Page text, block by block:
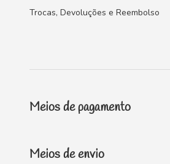
Trocas, Devoluções e Reembolso
Meios de pagamento
Meios de envio